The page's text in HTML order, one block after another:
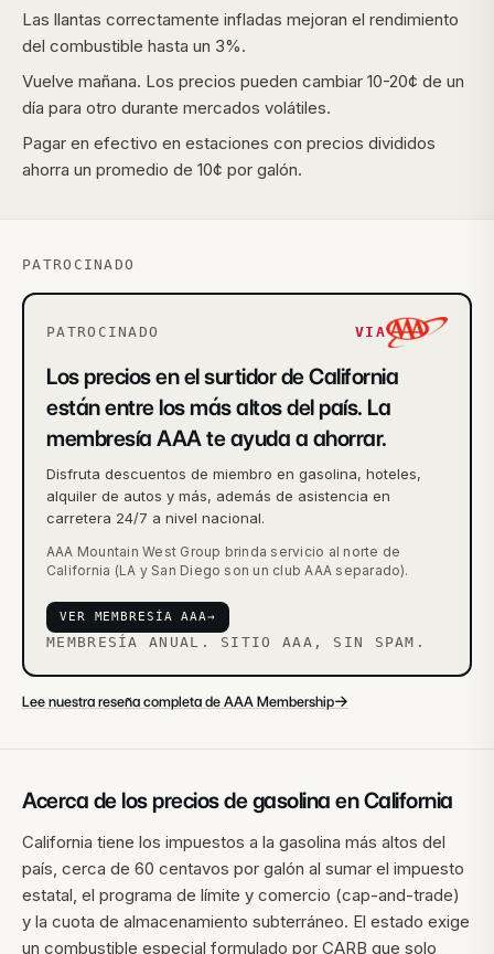
Las llantas correctamente infladas mejoran el rendimiento
del combustible hasta un 3%.
Vuelve mañana. Los precios pueden cambiar 10-20¢ de un
día para otro durante mercados volátiles.
Pagar en efectivo en estaciones con precios divididos
ahorra un promedio de 10¢ por galón.
PATROCINADO
PATROCINADO VIA
Los precios en el surtidor de California
están entre los más altos del país. La
membresía AAA te ayuda a ahorrar.
Disfruta descuentos de miembro en gasolina, hoteles,
alquiler de autos y más, además de asistencia en
carretera 24/7 a nivel nacional.
AAA Mountain West Group brinda servicio al norte de
California (LA y San Diego son un club AAA separado).
VER MEMBRESÍA AAA→
MEMBRESÍA ANUAL. SITIO AAA, SIN SPAM.
Lee nuestra reseña completa de AAA Membership→
Acerca de los precios de gasolina en California
California tiene los impuestos a la gasolina más altos del
país, cerca de 60 centavos por galón al sumar el impuesto
estatal, el programa de límite y comercio (cap-and-trade)
y la cuota de almacenamiento subterráneo. El estado exige
un combustible especial formulado por CARB que solo